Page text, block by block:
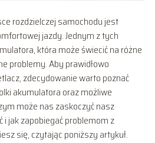
rozdzielczej samochodu jest
jazdy. Jednym z tych
która może świecić na różne
problemy. Aby prawidłowo
zdecydowanie warto poznać
akumulatora oraz możliwe
może nas zaskoczyć nasz
jak zapobiegać problemom z
się, czytając poniższy artykuł.